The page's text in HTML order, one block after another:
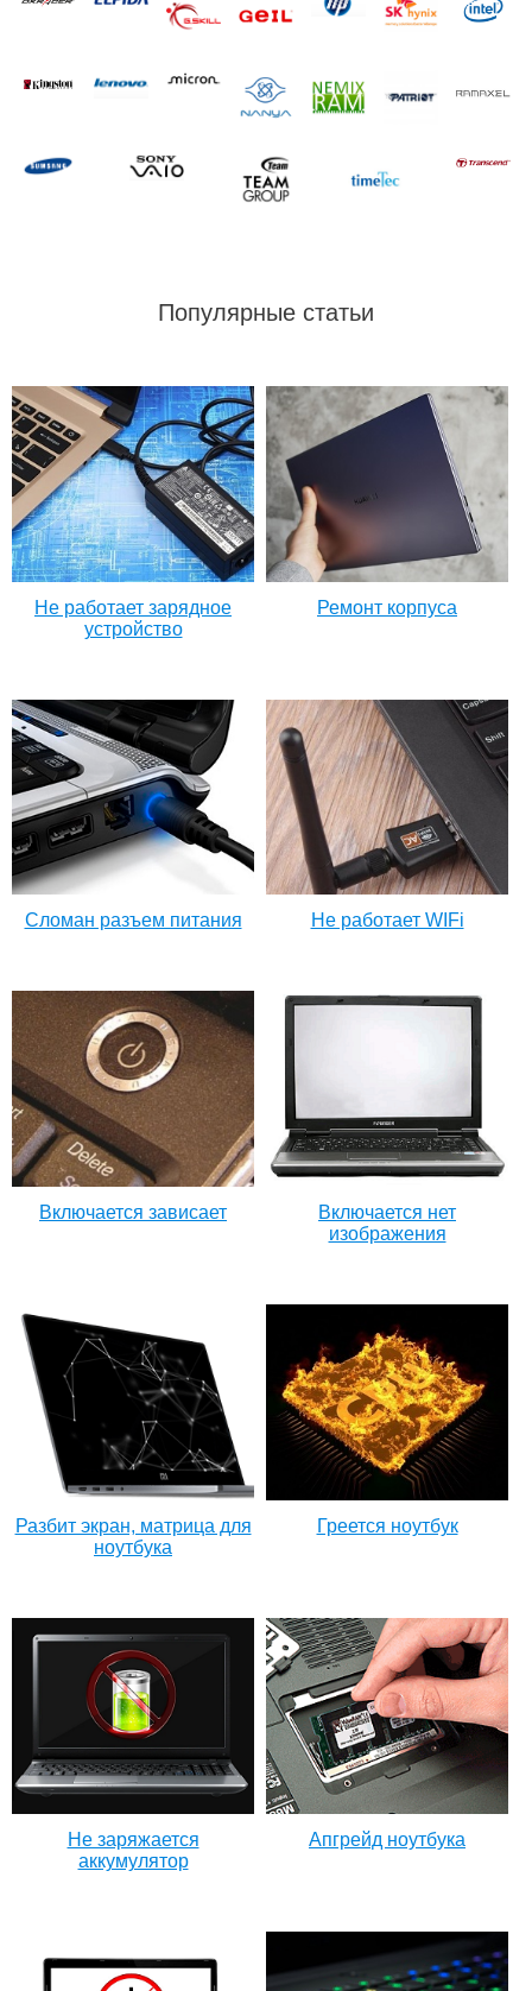
Популярные статьи
Не работает зарядное
устройство
Ремонт корпуса
Сломан разъем питания Не работает WIFi
Включается зависает
Включается нет
изображения
Разбит экран, матрица для
ноутбука
Греется ноутбук
Не заряжается
аккумулятор
Апгрейд ноутбука